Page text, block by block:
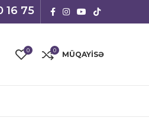
16 75
0 0 MÜQAYISƏ